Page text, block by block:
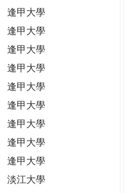
逢甲大學
逢甲大學
逢甲大學
逢甲大學
逢甲大學
逢甲大學
逢甲大學
逢甲大學
逢甲大學
淡江大學